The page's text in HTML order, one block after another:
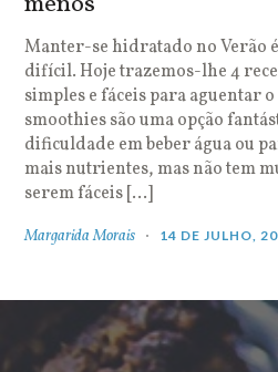
Manter-se hidratado no Verão
difícil. Hoje trazemos-lhe 4
simples e fáceis para aguentar
smoothies são uma opção
dificuldade em beber água ou
mais nutrientes, mas não tem
serem fáceis […]
Margarida Morais 14 DE JULHO,